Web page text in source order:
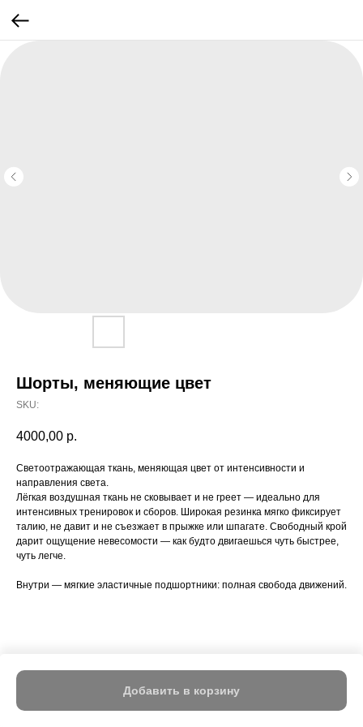
Шорты, меняющие цвет
SKU:
4000,00 р.
Добавить в корзину
Светоотражающая ткань, меняющая цвет от интенсивности и
направления света.
Лёгкая воздушная ткань не сковывает и не греет — идеально для
интенсивных тренировок и сборов. Широкая резинка мягко фиксирует
талию, не давит и не съезжает в прыжке или шпагате. Свободный крой
дарит ощущение невесомости — как будто двигаешься чуть быстрее,
чуть легче.
Внутри — мягкие эластичные подшортники: полная свобода движений.